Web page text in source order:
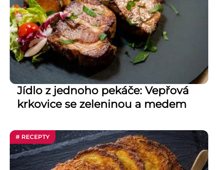
Jídlo z jednoho pekáče: Vepřová
krkovice se zeleninou a medem
# RECEPTY